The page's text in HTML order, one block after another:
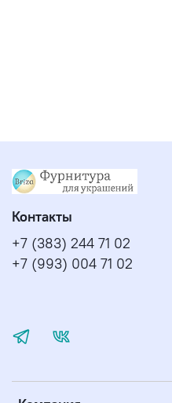
Контакты
+7 (383) 244 71 02
+7 (993) 004 71 02